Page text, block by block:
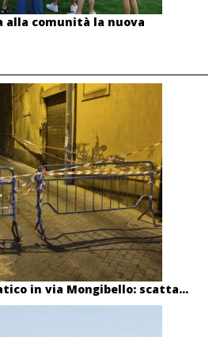
alla comunità la nuova
in via Mongibello: scatta...